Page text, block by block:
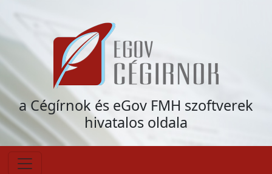
a Cégírnok és eGov FMH szoftverek
hivatalos oldala